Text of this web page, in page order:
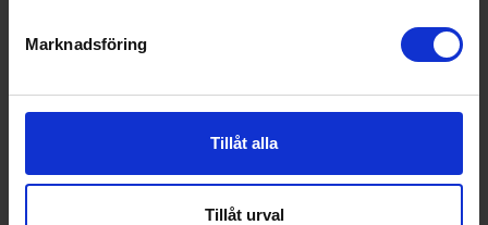
Marknadsföring
Tillåt alla
Tillåt urval